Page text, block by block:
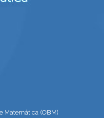
Matemática (OBM)